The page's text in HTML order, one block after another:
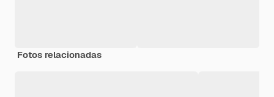
Fotos relacionadas